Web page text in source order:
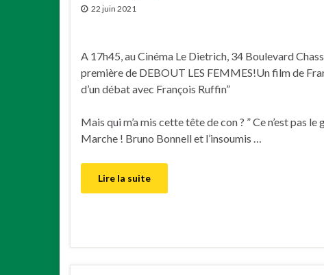
22 juin 2021
A 17h45, au Cinéma Le Dietrich, 34 Boulevard
première de DEBOUT LES FEMMES!Un film de
d’un débat avec François Ruffin”
Mais qui m’a mis cette tête de con ? ” Ce n’est pas
Marche ! Bruno Bonnell et l’insoumis …
Lire la suite